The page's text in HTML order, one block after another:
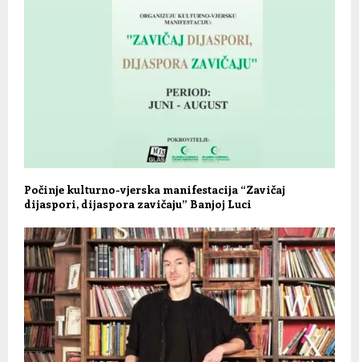
Počinje kulturno-vjerska manifestacija “Zavičaj
dijaspori, dijaspora zavičaju” Banjoj Luci